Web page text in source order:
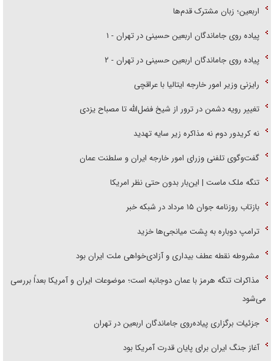
اربعین؛ زبان مشترک قدم‌ها
پیاده روی جاماندگان اربعین حسینی در تهران - ۱
پیاده روی جاماندگان اربعین حسینی در تهران - ۲
رایزنی وزیر امور خارجه ایتالیا با عراقچی
تغییر رویه دشمن در ترور از شیخ فضل‌الله تا مصباح یزدی
نه کریدور دوم نه مذاکره زیر سایه تهدید
گفت‌وگوی تلفنی وزرای امور خارجه ایران و سلطنت عمان
تنگه ملک ماست | این‌بار بدون حتی نظر امریکا
بازتاب روزنامه جوان ۱۵ مرداد در شبکه خبر
ترامپ دوباره به پشت میانجی‌ها خزید
مشروطه نقطه عطف بیداری و آزادی‌خواهی ملت ایران بود
مذاکرات تنگه هرمز با عمان دوجانبه است؛ موضوعات ایران و آمریکا بعداً بررسی
می‌شود
جزئیات برگزاری پیاده‌روی جاماندگان اربعین در تهران
آغاز جنگ ایران برای پایان قدرت آمریکا بود